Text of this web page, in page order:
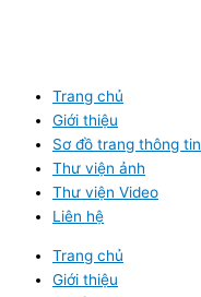
Trang chủ
Giới thiệu
Sơ đồ trang thông tin
Thư viện ảnh
Thư viện Video
Liên hệ
Trang chủ
Giới thiệu